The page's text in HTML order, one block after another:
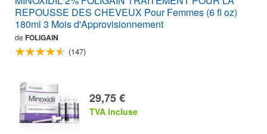
REPOUSSE DES CHEVEUX Pour Femmes (6 fl oz)
180ml 3 Mois d'Approvisionnement
de FOLIGAIN
(147)
29,75 €
TVA incluse